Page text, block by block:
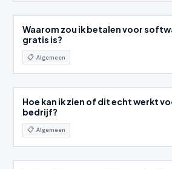
Waarom zou ik betalen voor
gratis is?
📋 Algemeen
Hoe kan ik zien of dit echt werkt
bedrijf?
📋 Algemeen